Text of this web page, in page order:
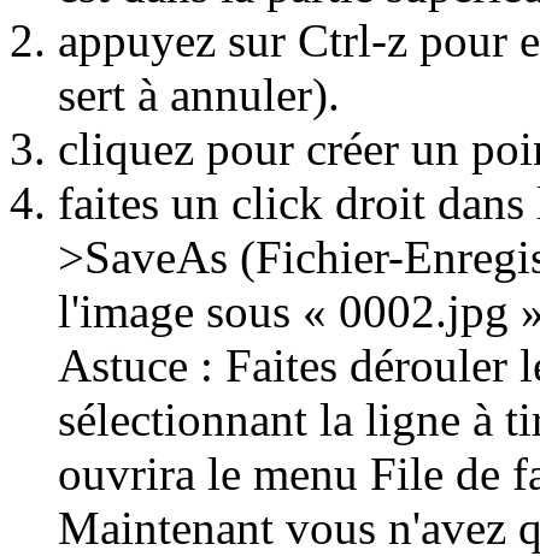
appuyez sur Ctrl-z pour
sert à annuler).
cliquez pour créer un
faites un click droit
>SaveAs (Fichier-
l'image sous « 0002.jpg
Astuce : Faites dérouler
sélectionnant la ligne à
ouvrira le menu File de
Maintenant vous n'avez